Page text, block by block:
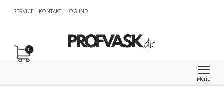
SERVICE KONTAKT LOG IND
Menu
0